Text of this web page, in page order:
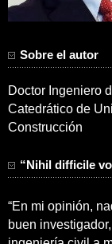
Sobre el autor
Doctor Ingeniero
Catedrático de
Construcción
“Nihil difficile
“En mi opinión,
buen